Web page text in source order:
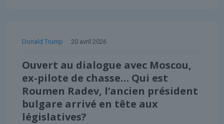
Donald Trump 20 avril 2026
Ouvert au dialogue avec Moscou,
ex-pilote de chasse… Qui est
Roumen Radev, l’ancien président
bulgare arrivé en tête aux
législatives?